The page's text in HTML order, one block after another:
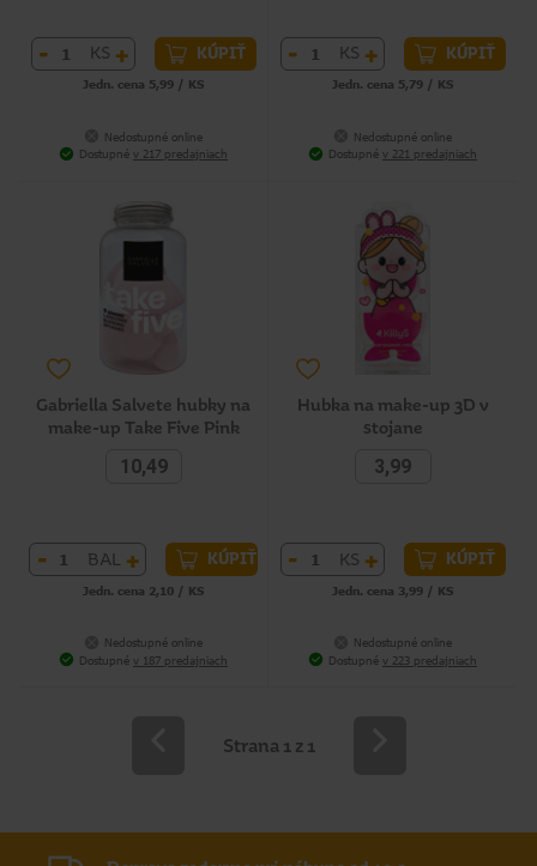
- KS + KÚPIŤ
Jedn. cena 5,99 / KS
Nedostupné online
Dostupné v 217 predajniach
- KS + KÚPIŤ
Jedn. cena 5,79 / KS
Nedostupné online
Dostupné v 221 predajniach
Gabriella Salvete hubky na
make-up Take Five Pink
10,49
- BAL + KÚPIŤ
Jedn. cena 2,10 / KS
Nedostupné online
Dostupné v 187 predajniach
Hubka na make-up 3D v
stojane
3,99
- KS + KÚPIŤ
Jedn. cena 3,99 / KS
Nedostupné online
Dostupné v 223 predajniach
Strana 1 z 1